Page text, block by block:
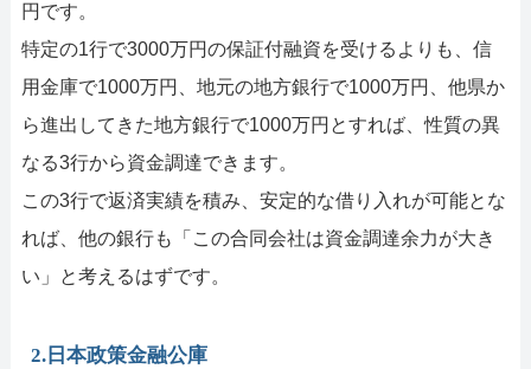
円です。
特定の1行で3000万円の保証付融資を受けるよりも、信
用金庫で1000万円、地元の地方銀行で1000万円、他県か
ら進出してきた地方銀行で1000万円とすれば、性質の異
なる3行から資金調達できます。
この3行で返済実績を積み、安定的な借り入れが可能とな
れば、他の銀行も「この合同会社は資金調達余力が大き
い」と考えるはずです。
2.日本政策金融公庫